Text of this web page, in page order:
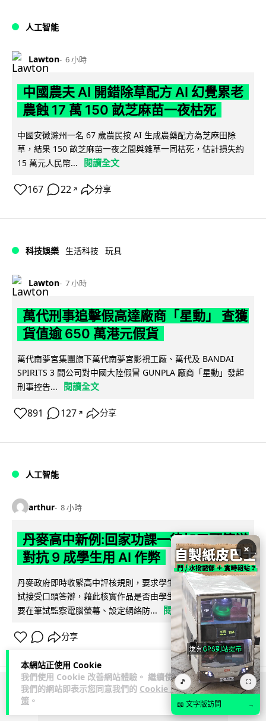
本網站正使用 Cookie
我們使用 Cookie 改善網站體驗。 繼續使用
我們的網站即表示您同意我們的 Cookie 政
策 。
人工智能
Lawton 6 小時
中國農夫 AI 開錯除草配方 AI 幻覺累老
農蝕 17 萬 150 畝芝麻苗一夜枯死
中國安徽滁州一名 67 歲農民按 AI 生成農藥配方為芝麻田除
草，結果 150 畝芝麻苗一夜之間與雜草一同枯死，估計損失約
15 萬元人民幣...
閱讀全文
167 22 ↗ 分享
科技娛樂 生活科技 玩具
Lawton 7 小時
萬代刑事追擊假高達廠商「星動」 查獲
貨值逾 650 萬港元假貨
萬代南夢宮集團旗下萬代南夢宮影視工廠、萬代及 BANDAI
SPIRITS 3 間公司對中國大陸假冒 GUNPLA 廠商「星動」發起
刑事控告...
閱讀全文
891 127 ↗ 分享
人工智能
arthur 8 小時
丹麥高中新例:回家功課一律加口頭答辯
對抗 9 成學生用 AI 作弊
丹麥政府即時收緊高中評核規則，要求學生為在家完成書面考
試接受口頭答辯，藉此核實作品是否由學生自行完成。學校亦
要在筆試監察電腦螢幕、設定網絡防...
閱讀全文
分享
ADVERTISEMENT
×
🎵 ⛶
📖 文字版訪問 →